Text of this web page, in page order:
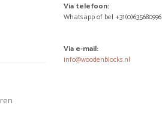
Via telefoon:
Whatsapp of bel +31(0)635680996
Via e-mail:
info@woodenblocks.nl